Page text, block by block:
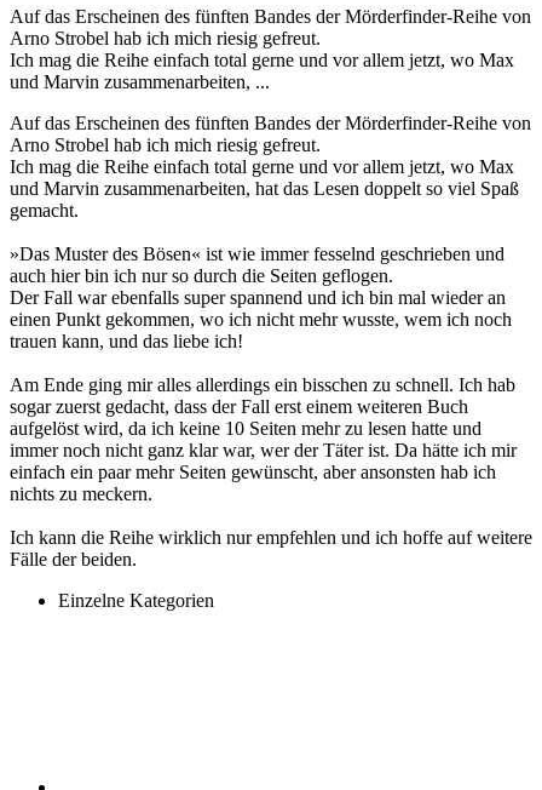
Auf das Erscheinen des fünften Bandes der Mörderfinder-Reihe von
Arno Strobel hab ich mich riesig gefreut.
Ich mag die Reihe einfach total gerne und vor allem jetzt, wo Max
und Marvin zusammenarbeiten, ...
Auf das Erscheinen des fünften Bandes der Mörderfinder-Reihe von
Arno Strobel hab ich mich riesig gefreut.
Ich mag die Reihe einfach total gerne und vor allem jetzt, wo Max
und Marvin zusammenarbeiten, hat das Lesen doppelt so viel Spaß
gemacht.
»Das Muster des Bösen« ist wie immer fesselnd geschrieben und
auch hier bin ich nur so durch die Seiten geflogen.
Der Fall war ebenfalls super spannend und ich bin mal wieder an
einen Punkt gekommen, wo ich nicht mehr wusste, wem ich noch
trauen kann, und das liebe ich!
Am Ende ging mir alles allerdings ein bisschen zu schnell. Ich hab
sogar zuerst gedacht, dass der Fall erst einem weiteren Buch
aufgelöst wird, da ich keine 10 Seiten mehr zu lesen hatte und
immer noch nicht ganz klar war, wer der Täter ist. Da hätte ich mir
einfach ein paar mehr Seiten gewünscht, aber ansonsten hab ich
nichts zu meckern.
Ich kann die Reihe wirklich nur empfehlen und ich hoffe auf weitere
Fälle der beiden.
Einzelne Kategorien